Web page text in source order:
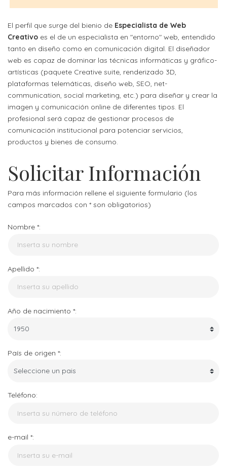
El perfil que surge del bienio de Especialista de Web
Creativo es el de un especialista en "entorno" web, entendido
tanto en diseño como en comunicación digital. El diseñador
web es capaz de dominar las técnicas informáticas y gráfico-
artísticas (paquete Creative suite, renderizado 3D,
plataformas telemáticas, diseño web, SEO, net-
communication, social marketing, etc.) para diseñar y crear la
imagen y comunicación online de diferentes tipos. El
profesional será capaz de gestionar procesos de
comunicación institucional para potenciar servicios,
productos y bienes de consumo.
Solicitar Información
Para más información rellene el siguiente formulario (los
campos marcados con * son obligatorios)
Nombre *:
Apellido *:
Año de nacimiento *:
País de origen *:
Teléfono:
e-mail *: